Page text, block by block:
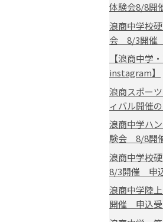
体験会8/8
浪商中学校
会 8/3開催
【浪商中学
instagram】
浪商スポー
ィバル開催
浪商中学ハ
験会 8/8開
浪商中学校
8/3開催 申
浪商中学陸
開催 申込受